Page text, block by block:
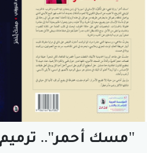
"مسك أحمر".. ترميم